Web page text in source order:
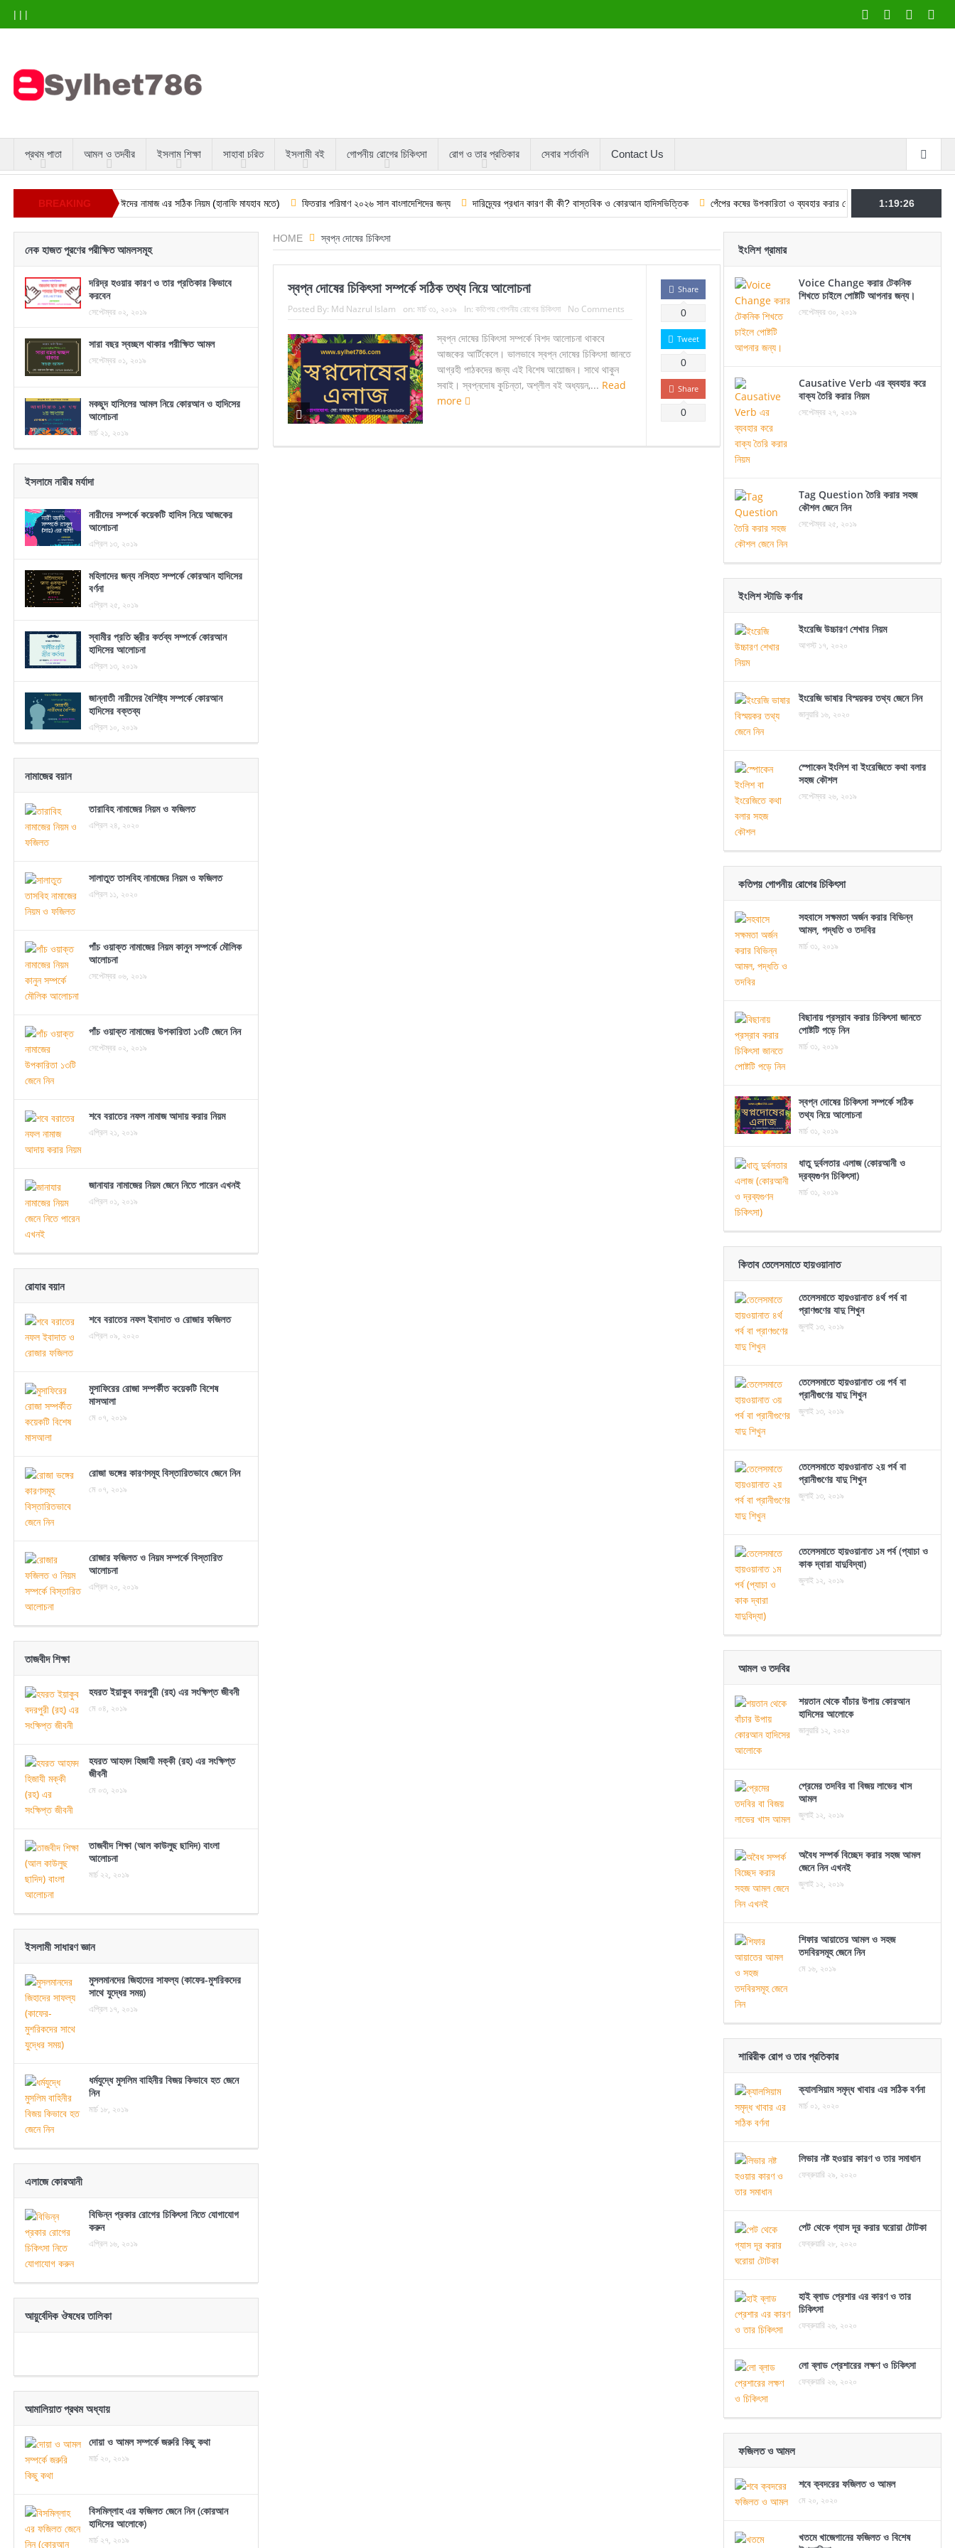
| | |
প্রথম পাতা আমল ও তদবীর ইসলাম শিক্ষা সাহাবা চরিত ইসলামী বই গোপনীয় রোগের চিকিৎসা রোগ ও তার প্রতিকার সেবার শর্তাবলি Contact Us
BREAKING
NEWS
শেখে নিন দুই ঈদের নামাজ এর সঠিক নিয়ম (হানাফি মাযহাব মতে) ফিতরার পরিমাণ ২০২৬ সাল বাংলাদেশিদের জন্য দারিদ্র্যের প্রধান কারণ কী কী? বাস্তবিক ও কোরআন হাদিসভিত্তিক পেঁপের কষের উপকারিতা ও ব্যবহার করার কৌশল শবে বরাতের ফজিলত ও আমল:
1:19:27
HOME স্বপ্ন দোষের চিকিৎসা
স্বপ্ন দোষের চিকিৎসা সম্পর্কে সঠিক তথ্য নিয়ে আলোচনা
Posted By: Md Nazrul Islam on: মার্চ ৩১, ২০১৯ In: কতিপয় গোপনীয় রোগের চিকিৎসা No Comments
স্বপ্ন দোষের চিকিৎসা সম্পর্কে বিশদ আলোচনা থাকবে
আজকের আর্টিকেলে। ভালভাবে স্বপ্ন দোষের চিকিৎসা জানতে
আগ্রহী পাঠকদের জন্য এই বিশেষ আয়োজন। সাথে থাকুন
সবাই। স্বপ্নদোষ কুচিন্তা, অশ্লীল বই অধ্যয়ন,... Read
more
Share
0
Tweet
0
Share
0
নেক হাজত পূরণের পরীক্ষিত আমলসমূহ
দরিদ্র হওয়ার কারণ ও তার প্রতিকার কিভাবে
করবেন
সেপ্টেম্বর ০২, ২০১৯
সারা বছর স্বচ্ছল থাকার পরীক্ষিত আমল
সেপ্টেম্বর ০১, ২০১৯
মকছুদ হাসিলের আমল নিয়ে কোরআন ও হাদিসের
আলোচনা
মার্চ ২১, ২০১৯
ইসলামে নারীর মর্যাদা
নারীদের সম্পর্কে কয়েকটি হাদিস নিয়ে আজকের
আলোচনা
এপ্রিল ১৩, ২০১৯
মহিলাদের জন্য নসিহত সম্পর্কে কোরআন হাদিসের
বর্ণনা
এপ্রিল ২৫, ২০১৯
স্বামীর প্রতি স্ত্রীর কর্তব্য সম্পর্কে কোরআন
হাদিসের আলোচনা
এপ্রিল ১৩, ২০১৯
জান্নাতী নারীদের বৈশিষ্ট্য সম্পর্কে কোরআন
হাদিসের বক্তব্য
এপ্রিল ১০, ২০১৯
নামাজের বয়ান
তারাবিহ নামাজের নিয়ম ও ফজিলত
এপ্রিল ২৪, ২০২০
সালাতুত তাসবিহ নামাজের নিয়ম ও ফজিলত
এপ্রিল ১১, ২০২০
পাঁচ ওয়াক্ত নামাজের নিয়ম কানুন সম্পর্কে মৌলিক
আলোচনা
সেপ্টেম্বর ০৬, ২০১৯
পাঁচ ওয়াক্ত নামাজের উপকারিতা ১৩টি জেনে নিন
সেপ্টেম্বর ০২, ২০১৯
শবে বরাতের নফল নামাজ আদায় করার নিয়ম
এপ্রিল ২১, ২০১৯
জানাযার নামাজের নিয়ম জেনে নিতে পারেন এখনই
এপ্রিল ০১, ২০১৯
রোযার বয়ান
শবে বরাতের নফল ইবাদাত ও রোজার ফজিলত
এপ্রিল ০৯, ২০২০
মুসাফিরের রোজা সম্পর্কীত কয়েকটি বিশেষ
মাসআলা
মে ০৭, ২০১৯
রোজা ভঙ্গের কারণসমূহ বিস্তারিতভাবে জেনে নিন
মে ০৭, ২০১৯
রোজার ফজিলত ও নিয়ম সম্পর্কে বিস্তারিত
আলোচনা
এপ্রিল ২০, ২০১৯
তাজবীদ শিক্ষা
হযরত ইয়াকুব বদরপুরী (রহ) এর সংক্ষিপ্ত জীবনী
মে ০৪, ২০১৯
হযরত আহমদ হিজাযী মক্কী (রহ) এর সংক্ষিপ্ত
জীবনী
মে ০৩, ২০১৯
তাজবীদ শিক্ষা (আল কাউলুছ ছাদিদ) বাংলা
আলোচনা
মার্চ ২২, ২০১৯
ইসলামী সাধারণ জ্ঞান
মুসলমানদের জিহাদের সাফল্য (কাফের-মুশরিকদের
সাথে যুদ্ধের সময়)
এপ্রিল ১৭, ২০১৯
ধর্মযুদ্ধে মুসলিম বাহিনীর বিজয় কিভাবে হত জেনে
নিন
মার্চ ১৮, ২০১৯
এলাজে কোরআনী
বিভিন্ন প্রকার রোগের চিকিৎসা নিতে যোগাযোগ
করুন
এপ্রিল ১৬, ২০১৯
আয়ুর্বেদিক ঔষধের তালিকা
আমালিয়াত প্রথম অধ্যায়
দোয়া ও আমল সম্পর্কে জরুরি কিছু কথা
মার্চ ২০, ২০১৯
বিসমিল্লাহ এর ফজিলত জেনে নিন (কোরআন
হাদিসের আলোকে)
মার্চ ২৭, ২০১৯
ইংলিশ গ্রামার
Voice Change করার টেকনিক
শিখতে চাইলে পোষ্টটি আপনার জন্য।
সেপ্টেম্বর ৩০, ২০১৯
Causative Verb এর ব্যবহার করে
বাক্য তৈরি করার নিয়ম
সেপ্টেম্বর ২৭, ২০১৯
Tag Question তৈরি করার সহজ
কৌশল জেনে নিন
সেপ্টেম্বর ২৫, ২০১৯
ইংলিশ স্টাডি কর্ণার
ইংরেজি উচ্চারণ শেখার নিয়ম
আগস্ট ১৭, ২০২০
ইংরেজি ভাষার বিস্ময়কর তথ্য জেনে নিন
জানুয়ারি ১৬, ২০২০
স্পোকেন ইংলিশ বা ইংরেজিতে কথা বলার
সহজ কৌশল
সেপ্টেম্বর ২৬, ২০১৯
কতিপয় গোপনীয় রোগের চিকিৎসা
সহবাসে সক্ষমতা অর্জন করার বিভিন্ন
আমল, পদ্ধতি ও তদবির
মার্চ ৩১, ২০১৯
বিছানায় প্রস্রাব করার চিকিৎসা জানতে
পোষ্টটি পড়ে নিন
মার্চ ৩১, ২০১৯
স্বপ্ন দোষের চিকিৎসা সম্পর্কে সঠিক
তথ্য নিয়ে আলোচনা
মার্চ ৩১, ২০১৯
ধাতু দুর্বলতার এলাজ (কোরআনী ও
দ্রব্যগুণন চিকিৎসা)
মার্চ ৩১, ২০১৯
কিতাব তেলেসমাতে হায়ওয়ানাত
তেলেসমাতে হায়ওয়ানাত ৪র্থ পর্ব বা
প্রাণগুণের যাদু শিখুন
জুলাই ১৩, ২০১৯
তেলেসমাতে হায়ওয়ানাত ৩য় পর্ব বা
প্রানীগুণের যাদু শিখুন
জুলাই ১৩, ২০১৯
তেলেসমাতে হায়ওয়ানাত ২য় পর্ব বা
প্রানীগুণের যাদু শিখুন
জুলাই ১৩, ২০১৯
তেলেসমাতে হায়ওয়ানাত ১ম পর্ব (প্যাচা ও
কাক দ্বারা যাদুবিদ্যা)
জুলাই ১২, ২০১৯
আমল ও তদবির
শয়তান থেকে বাঁচার উপায় কোরআন
হাদিসের আলোকে
জানুয়ারি ১২, ২০২০
প্রেমের তদবির বা বিজয় লাভের খাস
আমল
জুলাই ১২, ২০১৯
অবৈধ সম্পর্ক বিচ্ছেদ করার সহজ আমল
জেনে নিন এখনই
জুলাই ১২, ২০১৯
শিফার আয়াতের আমল ও সহজ
তদবিরসমূহ জেনে নিন
মে ১৬, ২০১৯
শারিরীক রোগ ও তার প্রতিকার
ক্যালসিয়াম সমৃদ্ধ খাবার এর সঠিক বর্ণনা
মার্চ ০১, ২০২০
লিভার নষ্ট হওয়ার কারণ ও তার সমাধান
ফেব্রুয়ারি ২৯, ২০২০
পেট থেকে গ্যাস দূর করার ঘরোয়া টোটকা
ফেব্রুয়ারি ২৮, ২০২০
হাই ব্লাড প্রেশার এর কারণ ও তার
চিকিৎসা
ফেব্রুয়ারি ২৬, ২০২০
লো ব্লাড প্রেশারের লক্ষণ ও চিকিৎসা
ফেব্রুয়ারি ২৬, ২০২০
ফজিলত ও আমল
শবে ক্বদরের ফজিলত ও আমল
মে ২০, ২০২০
খতমে খাজেগানের ফজিলত ও বিশেষ